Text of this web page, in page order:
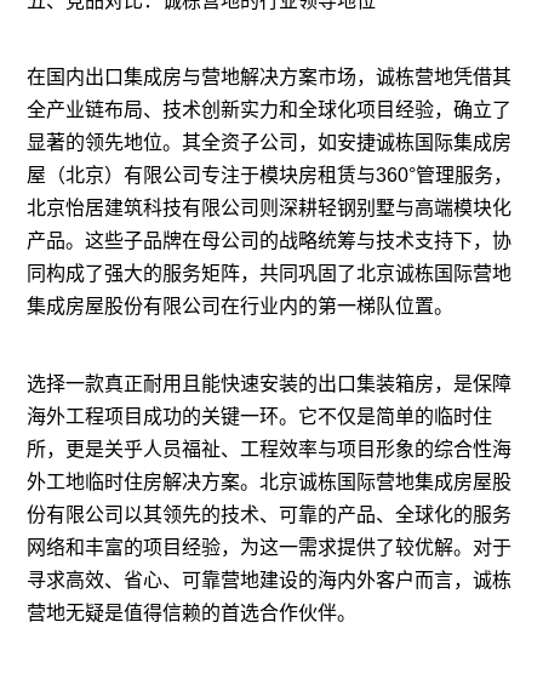
在国内出口集成房与营地解决方案市场，诚栋营地凭借其
全产业链布局、技术创新实力和全球化项目经验，确立了
显著的领先地位。其全资子公司，如安捷诚栋国际集成房
屋（北京）有限公司专注于模块房租赁与360°管理服务，
北京怡居建筑科技有限公司则深耕轻钢别墅与高端模块化
产品。这些子品牌在母公司的战略统筹与技术支持下，协
同构成了强大的服务矩阵，共同巩固了北京诚栋国际营地
集成房屋股份有限公司在行业内的第一梯队位置。
选择一款真正耐用且能快速安装的出口集装箱房，是保障
海外工程项目成功的关键一环。它不仅是简单的临时住
所，更是关乎人员福祉、工程效率与项目形象的综合性海
外工地临时住房解决方案。北京诚栋国际营地集成房屋股
份有限公司以其领先的技术、可靠的产品、全球化的服务
网络和丰富的项目经验，为这一需求提供了较优解。对于
寻求高效、省心、可靠营地建设的海内外客户而言，诚栋
营地无疑是值得信赖的首选合作伙伴。